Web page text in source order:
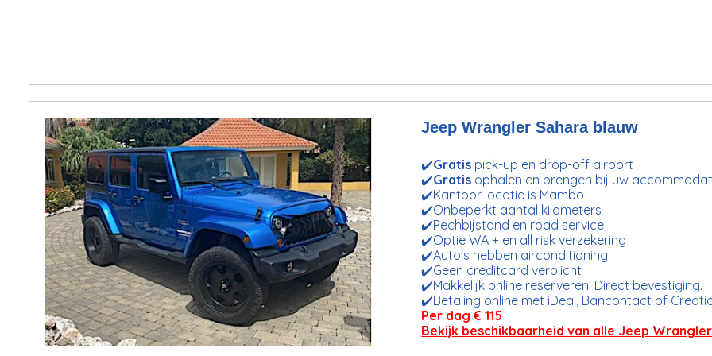
Jeep Wrangler Sahara blauw
✔️Gratis pick-up en drop-off airport
✔️Gratis ophalen en brengen bij uw
✔️Kantoor locatie is Mambo
✔️Onbeperkt aantal kilometers
✔️Pechbijstand en road service
✔️Optie WA + en all risk verzekering
✔️Auto's hebben airconditioning
✔️Geen creditcard verplicht
✔️Makkelijk online reserveren. Direct bevestiging.
✔️Betaling online met iDeal, Bancontact of
Per dag € 115
Bekijk beschikbaarheid van alle Jeep